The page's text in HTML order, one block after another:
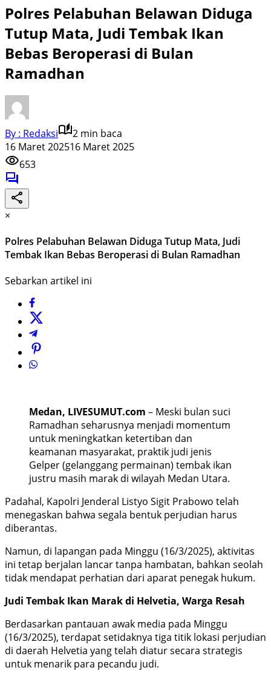
Polres Pelabuhan Belawan Diduga
Tutup Mata, Judi Tembak Ikan
Bebas Beroperasi di Bulan
Ramadhan
By : Redaksi
2 min baca
16 Maret 202516 Maret 2025
653
×
Polres Pelabuhan Belawan Diduga Tutup Mata, Judi
Tembak Ikan Bebas Beroperasi di Bulan Ramadhan
Sebarkan artikel ini
Medan, LIVESUMUT.com – Meski bulan suci
Ramadhan seharusnya menjadi momentum
untuk meningkatkan ketertiban dan
keamanan masyarakat, praktik judi jenis
Gelper (gelanggang permainan) tembak ikan
justru masih marak di wilayah Medan Utara.
Padahal, Kapolri Jenderal Listyo Sigit Prabowo telah
menegaskan bahwa segala bentuk perjudian harus
diberantas.
Namun, di lapangan pada Minggu (16/3/2025), aktivitas
ini tetap berjalan lancar tanpa hambatan, bahkan seolah
tidak mendapat perhatian dari aparat penegak hukum.
Judi Tembak Ikan Marak di Helvetia, Warga Resah
Berdasarkan pantauan awak media pada Minggu
(16/3/2025), terdapat setidaknya tiga titik lokasi perjudian
di daerah Helvetia yang telah diatur secara strategis
untuk menarik para pecandu judi.